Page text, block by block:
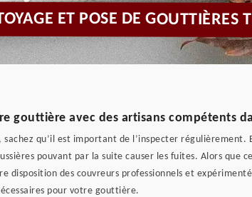
ET POSE DE GOUTTIÈRES
gouttière avec des artisans compétents
sachez qu’il est important de l’inspecter
pouvant par la suite causer les fuites. Alors
disposition des couvreurs professionnels et
pour votre gouttière.